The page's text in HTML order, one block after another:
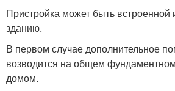
Пристройка может быть встроенной
зданию.
В первом случае дополнительное
возводится на общем
домом.